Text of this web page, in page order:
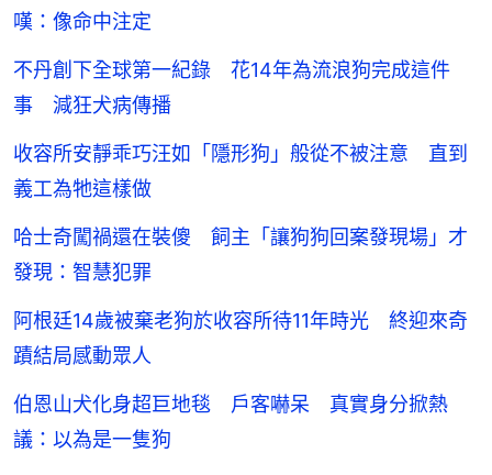
嘆：像命中注定
不丹創下全球第一紀錄 花14年為流浪狗完成這件
事 減狂犬病傳播
收容所安靜乖巧汪如「隱形狗」般從不被注意 直到
義工為牠這樣做
哈士奇闖禍還在裝傻 飼主「讓狗狗回案發現場」才
發現：智慧犯罪
阿根廷14歲被棄老狗於收容所待11年時光 終迎來奇
蹟結局感動眾人
伯恩山犬化身超巨地毯 戶客嚇呆 真實身分掀熱
議：以為是一隻狗